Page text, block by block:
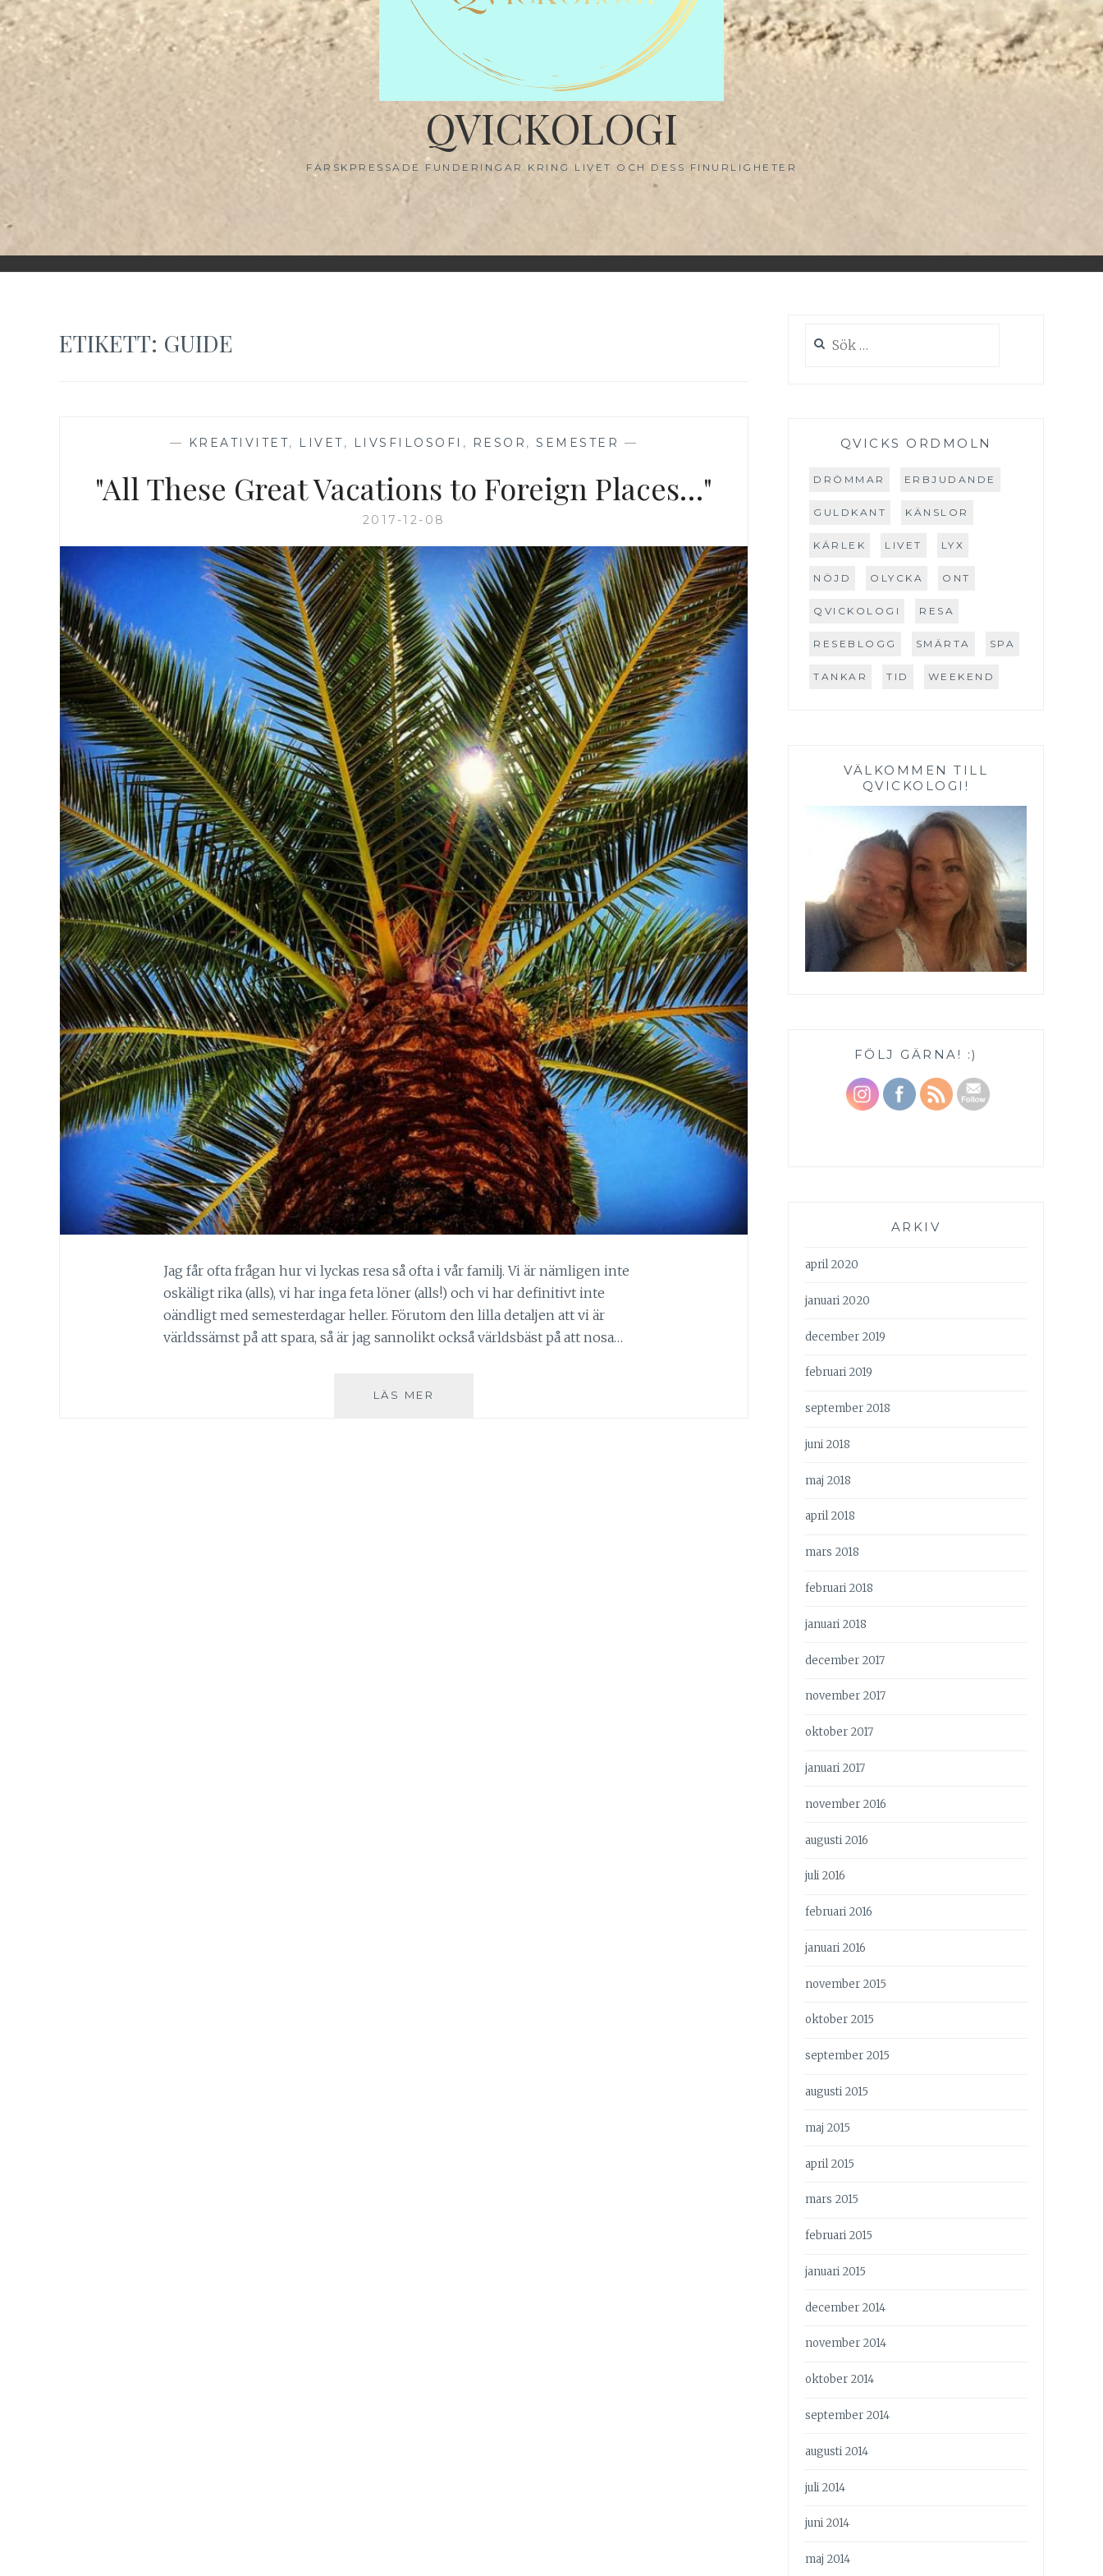
QVICKOLOGI
FÄRSKPRESSADE FUNDERINGAR KRING LIVET OCH DESS FINURLIGHETER
ETIKETT: GUIDE
— KREATIVITET, LIVET, LIVSFILOSOFI , RESOR ,SEMESTER —
"All These Great Vacations to Foreign Places…"
2017-12-08
Jag får ofta frågan hur vi lyckas resa så ofta i vår familj. Vi är nämligen inte
oskäligt rika (alls), vi har inga feta löner (alls!) och vi har definitivt inte
oändligt med semesterdagar heller. Förutom den lilla detaljen att vi är
världssämst på att spara, så är jag sannolikt också världsbäst på att nosa…
LÄS MER
efter:
QVICKS ORDMOLN
DRÖMMAR ERBJUDANDE
GULDKANT KÄNSLOR
KÄRLEK LIVET LYX
NÖJD OLYCKA ONT
QVICKOLOGI RESA
RESEBLOGG SMÄRTA SPA
TANKAR TID WEEKEND
VÄLKOMMEN TILL
QVICKOLOGI!
FÖLJ GÄRNA! :)
ARKIV
april 2020
januari 2020
december 2019
februari 2019
september 2018
juni 2018
maj 2018
april 2018
mars 2018
februari 2018
januari 2018
december 2017
november 2017
oktober 2017
januari 2017
november 2016
augusti 2016
juli 2016
februari 2016
januari 2016
november 2015
oktober 2015
september 2015
augusti 2015
maj 2015
april 2015
mars 2015
februari 2015
januari 2015
december 2014
november 2014
oktober 2014
september 2014
augusti 2014
juli 2014
juni 2014
maj 2014